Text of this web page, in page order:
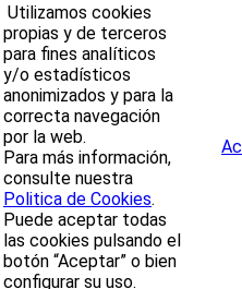
Utilizamos cookies
propias y de terceros
para fines analíticos
y/o estadísticos
anonimizados y para la
correcta navegación
por la web.
Para más información,
consulte nuestra
Politica de Cookies.
Puede aceptar todas
las cookies pulsando el
botón “Aceptar” o bien
configurar su uso.